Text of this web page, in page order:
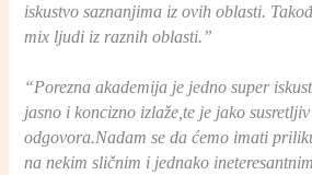
iskustvo saznanjima iz ovih oblasti.
mix ljudi iz raznih oblasti.”
“Porezna akademija je jedno super
jasno i koncizno izlaže,te je jako
odgovora.Nadam se da ćemo imati
na nekim sličnim i jednako